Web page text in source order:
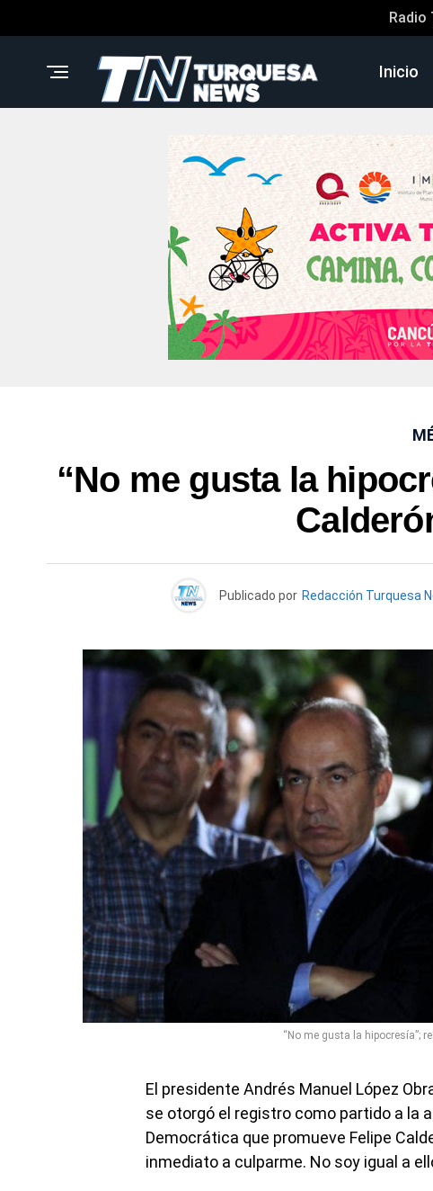
Radio
Inicio
“No me gusta la
Publicado por Redacción Turquesa
“No me gusta la hipocresía”;
El presidente Andrés Manuel López
se otorgó el registro como partido a la
Democrática que promueve Felipe
inmediato a culparme. No soy igual a